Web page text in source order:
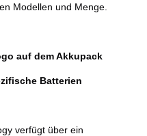
Modellen und Menge.
auf dem Akkupack
Batterien
verfügt über ein